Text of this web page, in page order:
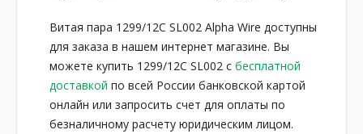
Витая пара 1299/12C SL002 Alpha Wire доступны
для заказа в нашем интернет магазине. Вы
можете купить 1299/12C SL002 с бесплатной
доставкой по всей России банковской картой
онлайн или запросить счет для оплаты по
безналичному расчету юридическим лицом.